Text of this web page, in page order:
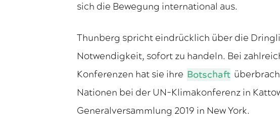
sich die Bewegung international aus.
Thunberg spricht eindrücklich über die
Notwendigkeit, sofort zu handeln. Bei
Konferenzen hat sie ihre Botschaft
Nationen bei der UN-Klimakonferenz in
Generalversammlung 2019 in New York.